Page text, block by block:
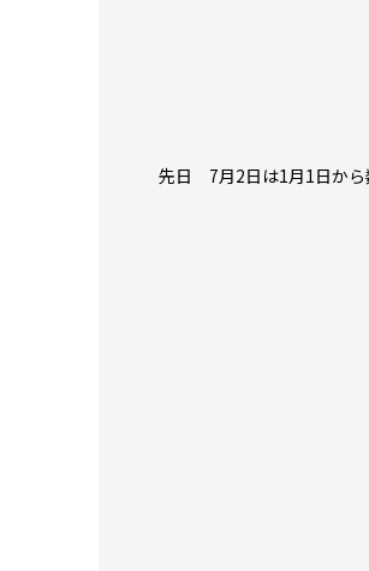
先日 7月2日は1月1日から